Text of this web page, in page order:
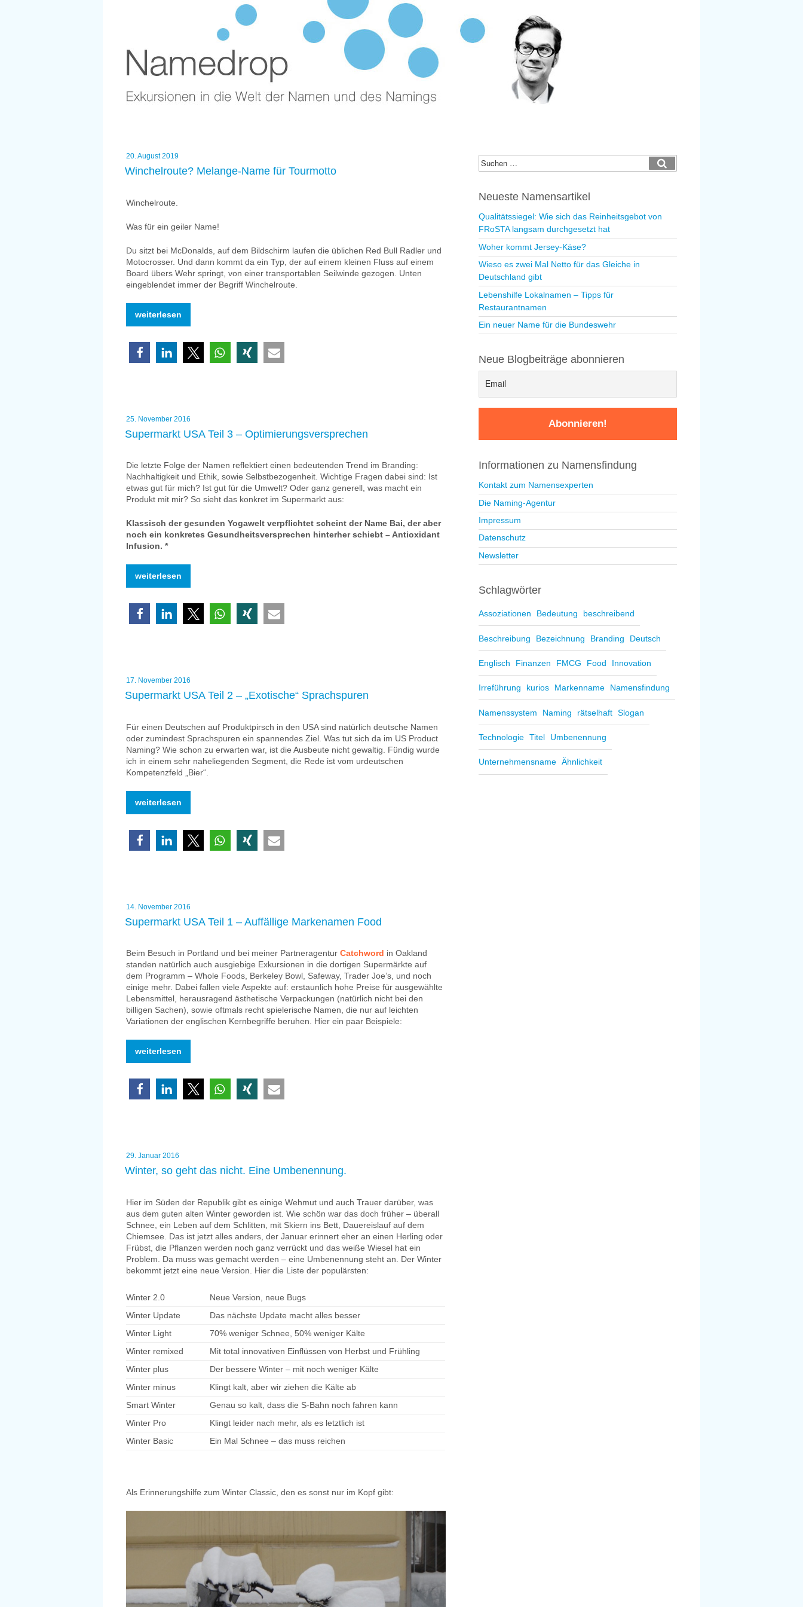
Namedrop – Blog zu
Namensfindung und Naming
Veröffentlicht
am
20. August 2019
Winchelroute? Melange-Name für Tourmotto
Winchelroute.
Was für ein geiler Name!
Du sitzt bei McDonalds, auf dem Bildschirm laufen die üblichen Red Bull Radler und
Motocrosser. Und dann kommt da ein Typ, der auf einem kleinen Fluss auf einem
Board übers Wehr springt, von einer transportablen Seilwinde gezogen. Unten
eingeblendet immer der Begriff Winchelroute.
„Winchelroute?
Melange-
für
Tourmotto“
weiterlesen
Veröffentlicht
am
25. November 2016
Supermarkt USA Teil 3 – Optimierungsversprechen
Die letzte Folge der Namen reflektiert einen bedeutenden Trend im Branding:
Nachhaltigkeit und Ethik, sowie Selbstbezogenheit. Wichtige Fragen dabei sind: Ist
etwas gut für mich? Ist gut für die Umwelt? Oder ganz generell, was macht ein
Produkt mit mir? So sieht das konkret im Supermarkt aus:
Klassisch der gesunden Yogawelt verpflichtet scheint der Name Bai, der aber
noch ein konkretes Gesundheitsversprechen hinterher schiebt – Antioxidant
Infusion. *
„Supermarkt
USA
3
–
weiterlesen
Veröffentlicht
am
17. November 2016
Supermarkt USA Teil 2 – „Exotische“ Sprachspuren
Für einen Deutschen auf Produktpirsch in den USA sind natürlich deutsche Namen
oder zumindest Sprachspuren ein spannendes Ziel. Was tut sich da im US Product
Naming? Wie schon zu erwarten war, ist die Ausbeute nicht gewaltig. Fündig wurde
ich in einem sehr naheliegenden Segment, die Rede ist vom urdeutschen
Kompetenzfeld „Bier“.
„Supermarkt
USA
2
–
weiterlesen
Veröffentlicht
am
14. November 2016
Supermarkt USA Teil 1 – Auffällige Markenamen Food
Beim Besuch in Portland und bei meiner Partneragentur Catchword in Oakland
standen natürlich auch ausgiebige Exkursionen in die dortigen Supermärkte auf
dem Programm – Whole Foods, Berkeley Bowl, Safeway, Trader Joe’s, und noch
einige mehr. Dabei fallen viele Aspekte auf: erstaunlich hohe Preise für ausgewählte
Lebensmittel, herausragend ästhetische Verpackungen (natürlich nicht bei den
billigen Sachen), sowie oftmals recht spielerische Namen, die nur auf leichten
Variationen der englischen Kernbegriffe beruhen. Hier ein paar Beispiele:
„Supermarkt
USA
1
–
weiterlesen
Veröffentlicht
am
29. Januar 2016
Winter, so geht das nicht. Eine Umbenennung.
Hier im Süden der Republik gibt es einige Wehmut und auch Trauer darüber, was
aus dem guten alten Winter geworden ist. Wie schön war das doch früher – überall
Schnee, ein Leben auf dem Schlitten, mit Skiern ins Bett, Dauereislauf auf dem
Chiemsee. Das ist jetzt alles anders, der Januar erinnert eher an einen Herling oder
Frübst, die Pflanzen werden noch ganz verrückt und das weiße Wiesel hat ein
Problem. Da muss was gemacht werden – eine Umbenennung steht an. Der Winter
bekommt jetzt eine neue Version. Hier die Liste der populärsten:
Winter 2.0
Neue Version, neue Bugs
Winter Update
Das nächste Update macht alles besser
Winter Light
70% weniger Schnee, 50% weniger Kälte
Winter remixed
Mit total innovativen Einflüssen von Herbst und Frühling
Winter plus
Der bessere Winter – mit noch weniger Kälte
Winter minus
Klingt kalt, aber wir ziehen die Kälte ab
Smart Winter
Genau so kalt, dass die S-Bahn noch fahren kann
Winter Pro
Klingt leider nach mehr, als es letztlich ist
Winter Basic
Ein Mal Schnee – das muss reichen
Als Erinnerungshilfe zum Winter Classic, den es sonst nur im Kopf gibt:
Suchen
nach:
Neueste Namensartikel
Qualitätssiegel: Wie sich das Reinheitsgebot von
FRoSTA langsam durchgesetzt hat
Woher kommt Jersey-Käse?
Wieso es zwei Mal Netto für das Gleiche in
Deutschland gibt
Lebenshilfe Lokalnamen – Tipps für
Restaurantnamen
Ein neuer Name für die Bundeswehr
Neue Blogbeiträge abonnieren
Informationen zu Namensfindung
Kontakt zum Namensexperten
Die Naming-Agentur
Impressum
Datenschutz
Newsletter
Schlagwörter
Assoziationen Bedeutung beschreibend
Beschreibung Bezeichnung Branding Deutsch
Englisch Finanzen FMCG Food Innovation
Irreführung kurios Markenname Namensfindung
Namenssystem Naming rätselhaft Slogan
Technologie Titel Umbenennung
Unternehmensname Ähnlichkeit